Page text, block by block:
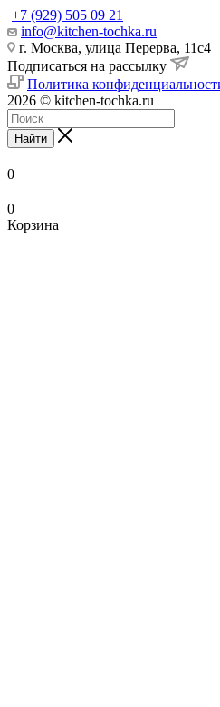
+7 (929) 505 09 21
info@kitchen-tochka.ru
г. Москва, улица Перерва, 11с4
Подписаться на рассылку
Политика
2026 © kitchen-tochka.ru
Найти
0
0
Корзина